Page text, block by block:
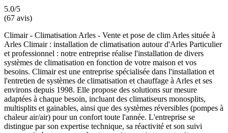
5.0/5
(67 avis)
Climair - Climatisation Arles - Vente et pose de clim Arles située à
Arles Climair : installation de climatisation autour d'Arles Particulier
et professionnel : notre entreprise réalise l'installation de divers
systèmes de climatisation en fonction de votre maison et vos
besoins. Climair est une entreprise spécialisée dans l'installation et
l'entretien de systèmes de climatisation et chauffage à Arles et ses
environs depuis 1998. Elle propose des solutions sur mesure
adaptées à chaque besoin, incluant des climatiseurs monosplits,
multisplits et gainables, ainsi que des systèmes réversibles (pompes à
chaleur air/air) pour un confort toute l'année. L'entreprise se
distingue par son expertise technique, sa réactivité et son suivi